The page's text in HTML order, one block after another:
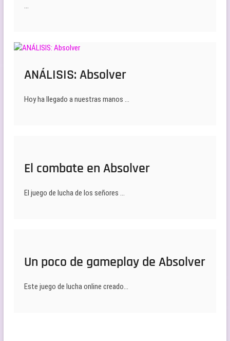
…
ANÁLISIS: Absolver
Hoy ha llegado a nuestras manos …
El combate en Absolver
El juego de lucha de los señores …
Un poco de gameplay de Absolver
Este juego de lucha online creado…